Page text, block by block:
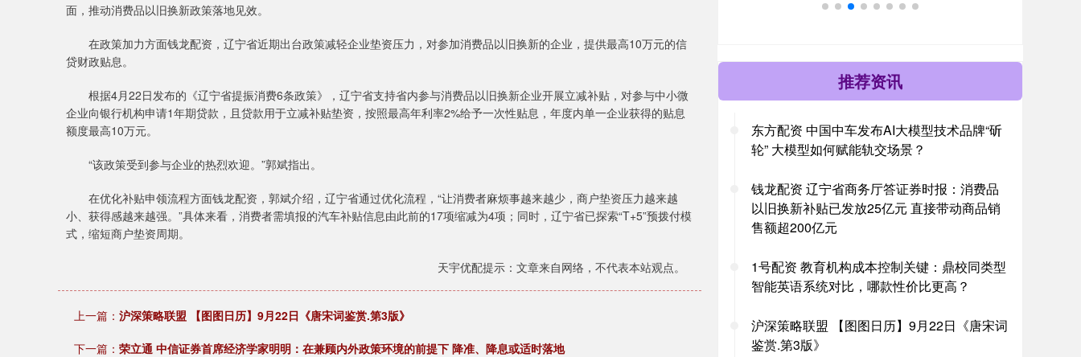
面，推动消费品以旧换新政策落地见效。
在政策加力方面钱龙配资，辽宁省近期出台政策减轻企业垫资压力，对参加消费品以旧换新的企业，提供最高10万元的信
贷财政贴息。
根据4月22日发布的《辽宁省提振消费6条政策》，辽宁省支持省内参与消费品以旧换新企业开展立减补贴，对参与中小微
企业向银行机构申请1年期贷款，且贷款用于立减补贴垫资，按照最高年利率2%给予一次性贴息，年度内单一企业获得的贴息
额度最高10万元。
“该政策受到参与企业的热烈欢迎。”郭斌指出。
在优化补贴申领流程方面钱龙配资，郭斌介绍，辽宁省通过优化流程，“让消费者麻烦事越来越少，商户垫资压力越来越
小、获得感越来越强。”具体来看，消费者需填报的汽车补贴信息由此前的17项缩减为4项；同时，辽宁省已探索“T+5”预拨付模
式，缩短商户垫资周期。
天宇优配提示：文章来自网络，不代表本站观点。
上一篇： 沪深策略联盟 【图图日历】9月22日《唐宋词鉴赏.第3版》
下一篇： 荣立通 中信证券首席经济学家明明：在兼顾内外政策环境的前提下 降准、降息或适时落地
推荐资讯
东方配资 中国中车发布AI大模型技术品牌“斫
轮” 大模型如何赋能轨交场景？
钱龙配资 辽宁省商务厅答证券时报：消费品
以旧换新补贴已发放25亿元 直接带动商品销
售额超200亿元
1号配资 教育机构成本控制关键：鼎校同类型
智能英语系统对比，哪款性价比更高？
沪深策略联盟 【图图日历】9月22日《唐宋词
鉴赏.第3版》